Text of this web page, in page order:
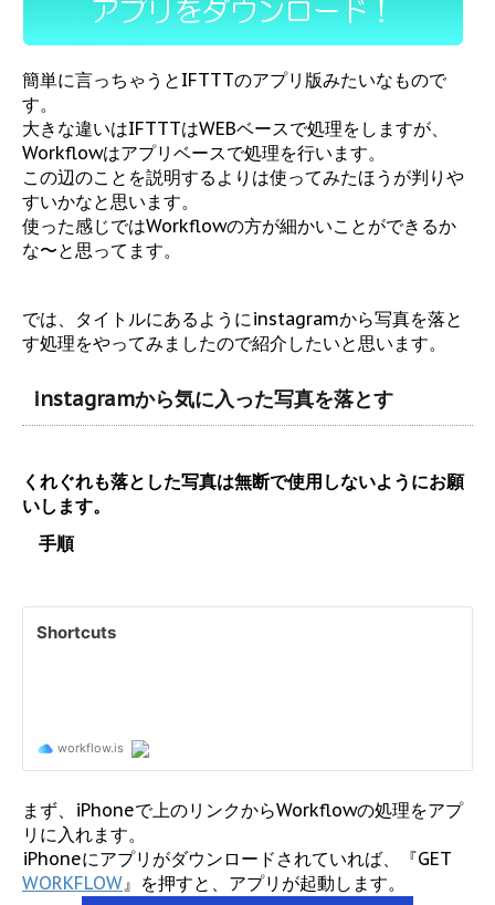
簡単に言っちゃうとIFTTTのアプリ版みたいなもので
す。
大きな違いはIFTTTはWEBベースで処理をしますが、
Workflowはアプリベースで処理を行います。
この辺のことを説明するよりは使ってみたほうが判りや
すいかなと思います。
使った感じではWorkflowの方が細かいことができるか
な〜と思ってます。
では、タイトルにあるようにinstagramから写真を落と
す処理をやってみましたので紹介したいと思います。
instagramから気に入った写真を落とす
くれぐれも落とした写真は無断で使用しないようにお願
いします。
手順
まず、iPhoneで上のリンクからWorkflowの処理をアプ
リに入れます。
iPhoneにアプリがダウンロードされていれば、『GET
WORKFLOW』を押すと、アプリが起動します。